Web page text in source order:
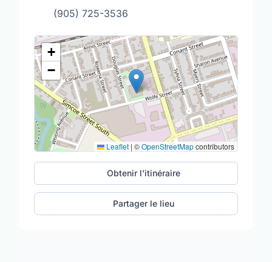
(905) 725-3536
+
−
Leaflet | ©OpenStreetMapcontributors
Obtenir l'itinéraire
Partager le lieu